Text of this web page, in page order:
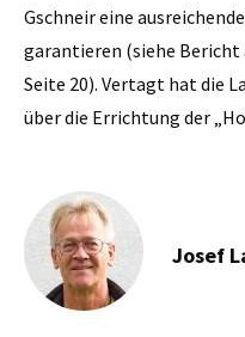
Gschneir eine
garantieren (siehe Bericht
Seite 20). Vertagt hat die
über die Errichtung der
Josef